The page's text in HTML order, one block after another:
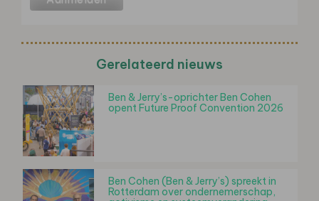
Gerelateerd nieuws
Ben & Jerry’s-oprichter Ben Cohen
opent Future Proof Convention 2026
Ben Cohen (Ben & Jerry’s) spreekt in
Rotterdam over ondernemerschap,